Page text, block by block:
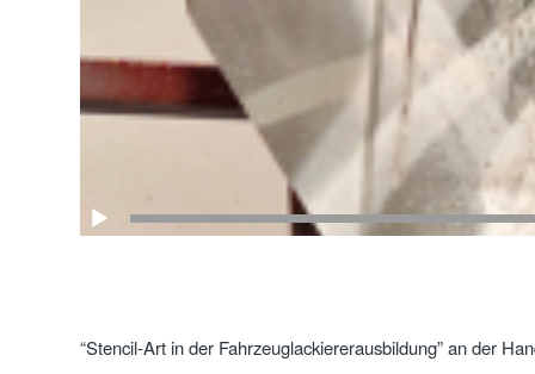
“Stencil-Art in der Fahrzeuglackiererausbildung” an der